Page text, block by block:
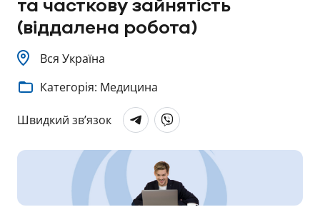
та часткову зайнятість
(віддалена робота)
Вся Україна
Категорія: Медицина
Швидкий зв’язок